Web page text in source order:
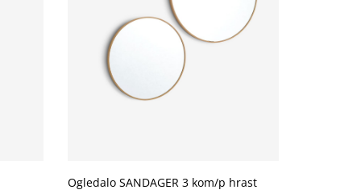
Ogledalo SANDAGER 3 kom/p hrast